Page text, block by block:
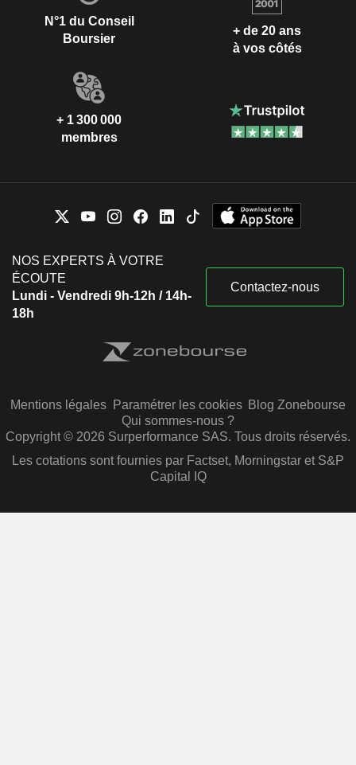
N°1 du Conseil
Boursier
+ de 20 ans
à vos côtés
+ 1 300 000
membres
NOS EXPERTS À VOTRE
ÉCOUTE
Lundi - Vendredi 9h-12h / 14h-
18h
Contactez-nous
Mentions légales Paramétrer les cookies Blog Zonebourse
Qui sommes-nous ?
Copyright © 2026 Surperformance SAS. Tous droits réservés.
Les cotations sont fournies par Factset, Morningstar et S&P
Capital IQ